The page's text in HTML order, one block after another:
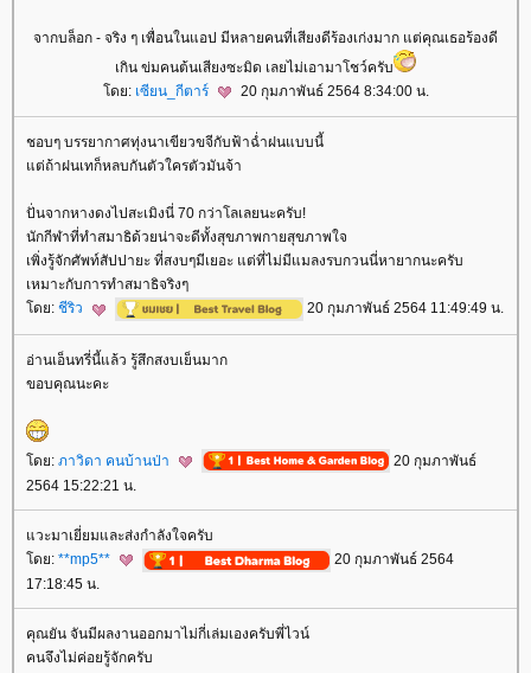
จากบล็อก - จริง ๆ เพื่อนในแอป มีหลายคนที่เสียงดีร้องเก่งมาก แต่คุณเธอร้องดี
เกิน ข่มคนต้นเสียงซะมิด เลยไม่เอามาโชว์ครับ
ดย: เซียน_กีตาร์ 20 กุมภาพันธ์ 2564 8:34:00 น.
ชอบๆ บรรยากาศทุ่งนาเขียวขจีกับฟ้าฉ่ำฝนแบบนี้
ต่ถ้าฝนเทก็หลบกันตัวใครตัวมันจ้า
ปั่นจากหางดงไปสะเมิงนี่ 70 กว่าโลเลยนะครับ!
นักกีฬาที่ทำสมาธิด้วยน่าจะดีทั้งสุขภาพกายสุขภาพใจ
เพิ่งรู้จักศัพท์สัปปายะ ที่สงบๆมีเยอะ แต่ที่ไม่มีแมลงรบกวนนี่หายากนะครับ
เหมาะกับการทำสมาธิจริงๆ
ดย: ชีริว 20 กุมภาพันธ์ 2564 11:49:49 น.
อ่านเอ็นทรี่นี้แล้ว รู้สึกสงบเย็นมาก
ขอบคุณนะคะ
ดย: ภาวิดา คนบ้านป่า
20 กุมภาพันธ์
2564 15:22:21 น.
วะมาเยี่ยมและส่งกำลังใจครับ
ดย: **mp5**
20 กุมภาพันธ์ 2564
17:18:45 น.
คุณยัน จันมีผลงานออกมาไม่กี่เล่มเองครับพี่ไวน์
คนจึงไม่ค่อยรู้จักครับ